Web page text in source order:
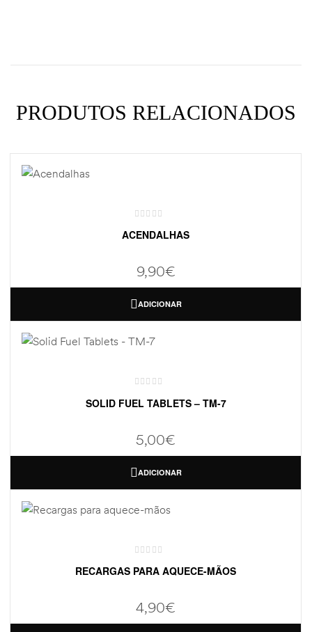
PRODUTOS RELACIONADOS
ACENDALHAS
9,90€
ADICIONAR
SOLID FUEL TABLETS – TM-7
5,00€
ADICIONAR
RECARGAS PARA AQUECE-MÃOS
4,90€